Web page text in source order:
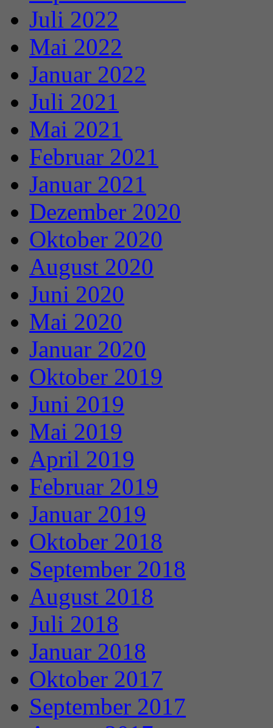
Juli 2022
Mai 2022
Januar 2022
Juli 2021
Mai 2021
Februar 2021
Januar 2021
Dezember 2020
Oktober 2020
August 2020
Juni 2020
Mai 2020
Januar 2020
Oktober 2019
Juni 2019
Mai 2019
April 2019
Februar 2019
Januar 2019
Oktober 2018
September 2018
August 2018
Juli 2018
Januar 2018
Oktober 2017
September 2017